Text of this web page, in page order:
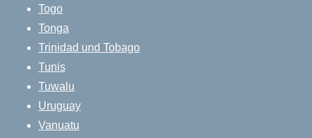
Togo
Tonga
Trinidad und Tobago
Tunis
Tuwalu
Uruguay
Vanuatu